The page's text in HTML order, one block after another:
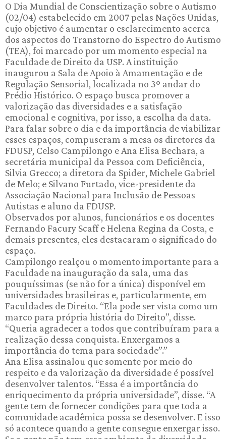
O Dia Mundial de Conscientização sobre o Autismo
(02/04) estabelecido em 2007 pelas Nações Unidas,
cujo objetivo é aumentar o esclarecimento acerca
dos aspectos do Transtorno do Espectro do Autismo
(TEA), foi marcado por um momento especial na
Faculdade de Direito da USP. A instituição
inaugurou a Sala de Apoio à Amamentação e de
Regulação Sensorial, localizada no 3º andar do
Prédio Histórico. O espaço busca promover a
valorização das diversidades e a satisfação
emocional e cognitiva, por isso, a escolha da data.
Para falar sobre o dia e da importância de viabilizar
esses espaços, compuseram a mesa os diretores da
FDUSP, Celso Campilongo e Ana Elisa Bechara, a
secretária municipal da Pessoa com Deficiência,
Silvia Grecco; a diretora da Spider, Michele Gabriel
de Melo; e Silvano Furtado, vice-presidente da
Associação Nacional para Inclusão de Pessoas
Autistas e aluno da FDUSP.
Observados por alunos, funcionários e os docentes
Fernando Facury Scaff e Helena Regina da Costa, e
demais presentes, eles destacaram o significado do
espaço.
Campilongo realçou o momento importante para a
Faculdade na inauguração da sala, uma das
pouquíssimas (se não for a única) disponível em
universidades brasileiras e, particularmente, em
Faculdades de Direito. “Ela pode ser vista como um
marco para própria história do Direito”, disse.
“Queria agradecer a todos que contribuíram para a
realização dessa conquista. Enxergamos a
importância do tema para sociedade”.”
Ana Elisa assinalou que somente por meio do
respeito e da valorização da diversidade é possível
desenvolver talentos. “Essa é a importância do
enriquecimento da própria universidade”, disse. “A
gente tem de fornecer condições para que toda a
comunidade acadêmica possa se desenvolver. E isso
só acontece quando a gente consegue enxergar isso.